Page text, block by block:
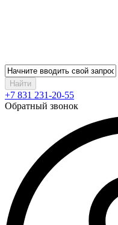
Найти
+7 831 231-20-55
Обратный звонок